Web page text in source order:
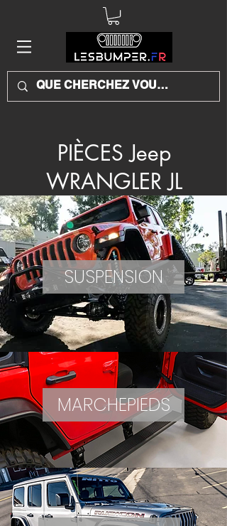
SUSPENSION
MARCHEPIEDS
PIÈCES Jeep
WRANGLER JL